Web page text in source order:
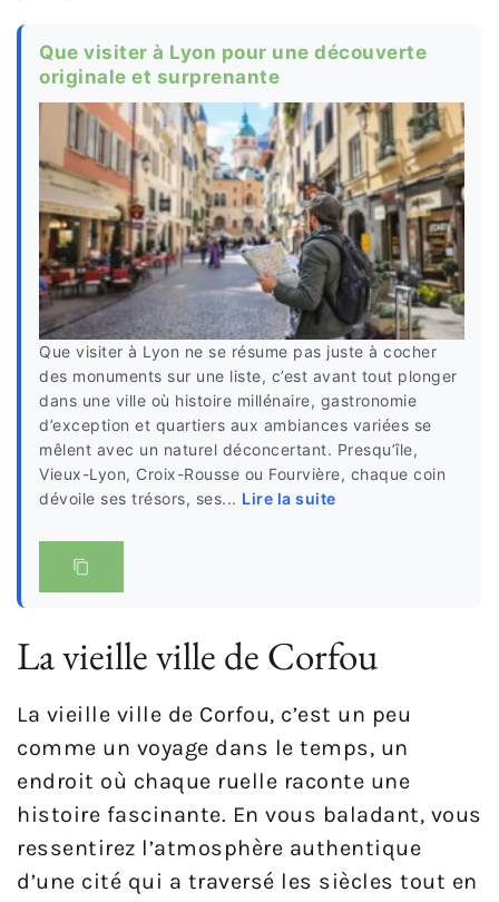
Que visiter à Lyon pour une découverte
originale et surprenante
Que visiter à Lyon ne se résume pas juste à cocher
des monuments sur une liste, c’est avant tout plonger
dans une ville où histoire millénaire, gastronomie
d’exception et quartiers aux ambiances variées se
mêlent avec un naturel déconcertant. Presqu’île,
Vieux-Lyon, Croix-Rousse ou Fourvière, chaque coin
dévoile ses trésors, ses... Lire la suite
La vieille ville de Corfou
La vieille ville de Corfou, c’est un peu
comme un voyage dans le temps, un
endroit où chaque ruelle raconte une
histoire fascinante. En vous baladant, vous
ressentirez l’atmosphère authentique
d’une cité qui a traversé les siècles tout en